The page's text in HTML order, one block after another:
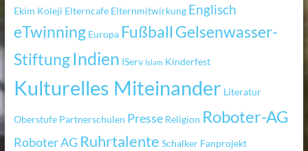
Ekim Koleji Elterncafe Elternmitwirkung Englisch
eTwinning Europa Fußball Gelsenwasser-
StiftungIndien IServ Islam Kinderfest
Kulturelles Miteinander Literatur
Oberstufe Partnerschulen Presse Religion Roboter-AG
Roboter AG Ruhrtalente Schalker Fanprojekt